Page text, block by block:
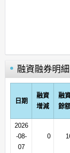
融資融券明細
日期
融資
增減
融
餘
2026
-08-
07
0